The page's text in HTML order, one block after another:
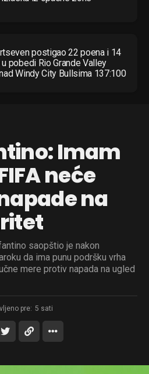
postigao 22 poena i 14
pobedi Rio Grande Valley
Windy City Bullsima 137:100
Imam
neće
na
saopštio je nakon
da ima punu podršku vrha
mere protiv napada na ugled
pre: 5 sati